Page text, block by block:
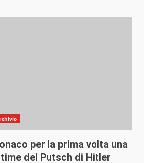
per la prima volta una
del Putsch di Hitler